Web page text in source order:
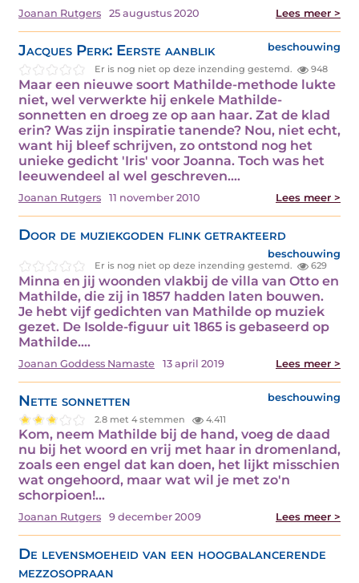
Joanan Rutgers 25 augustus 2020 Lees meer >
Jacques Perk: Eerste aanblik beschouwing
Er is nog niet op deze inzending gestemd. 948
Maar een nieuwe soort Mathilde-methode lukte
niet, wel verwerkte hij enkele Mathilde-
sonnetten en droeg ze op aan haar. Zat de klad
erin? Was zijn inspiratie tanende? Nou, niet echt,
want hij bleef schrijven, zo ontstond nog het
unieke gedicht 'Iris' voor Joanna. Toch was het
leeuwendeel al wel geschreven.…
Joanan Rutgers 11 november 2010 Lees meer >
Door de muziekgoden flink getrakteerd
beschouwing
Er is nog niet op deze inzending gestemd. 629
Minna en jij woonden vlakbij de villa van Otto en
Mathilde, die zij in 1857 hadden laten bouwen.
Je hebt vijf gedichten van Mathilde op muziek
gezet. De Isolde-figuur uit 1865 is gebaseerd op
Mathilde.…
Joanan Goddess Namaste 13 april 2019 Lees meer >
Nette sonnetten beschouwing
2.8 met 4 stemmen 4.411
Kom, neem Mathilde bij de hand, voeg de daad
nu bij het woord en vrij met haar in dromenland,
zoals een engel dat kan doen, het lijkt misschien
wat ongehoord, maar wat wil je met zo'n
schorpioen!…
Joanan Rutgers 9 december 2009 Lees meer >
De levensmoeheid van een hoogbalancerende
mezzosopraan